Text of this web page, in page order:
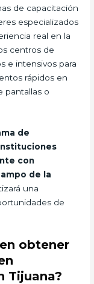
de capacitación
especializados
real en la
centros de
e intensivos para
rápidos en
pantallas o
de
con
de la
una
de
obtener
Tijuana?